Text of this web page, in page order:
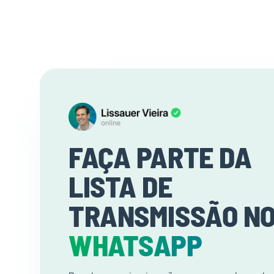
FAÇA PARTE DA
LISTA DE
TRANSMISSÃO
WHATSAPP